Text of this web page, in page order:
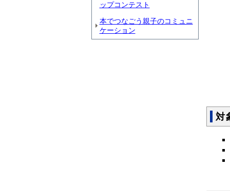
ップコンテスト
本でつなごう親子のコミュニ
ケーション
対